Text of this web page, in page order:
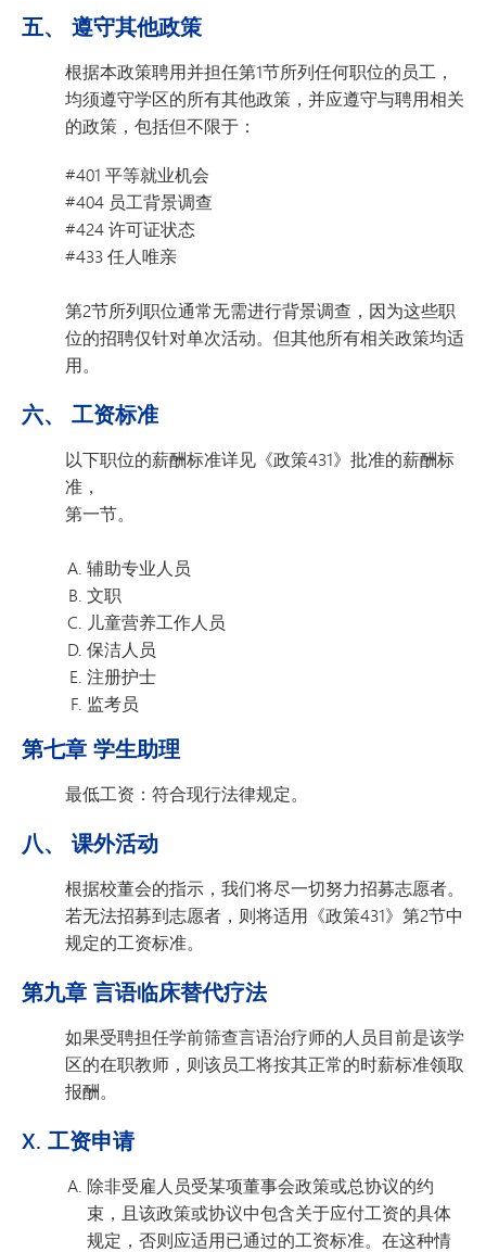
五、 遵守其他政策
根据本政策聘用并担任第1节所列任何职位的员工，
均须遵守学区的所有其他政策，并应遵守与聘用相关
的政策，包括但不限于：
#401 平等就业机会
#404 员工背景调查
#424 许可证状态
#433 任人唯亲
第2节所列职位通常无需进行背景调查，因为这些职
位的招聘仅针对单次活动。但其他所有相关政策均适
用。
六、 工资标准
以下职位的薪酬标准详见《政策431》批准的薪酬标
准，
第一节。
辅助专业人员
文职
儿童营养工作人员
保洁人员
注册护士
监考员
第七章 学生助理
最低工资：符合现行法律规定。
八、 课外活动
根据校董会的指示，我们将尽一切努力招募志愿者。
若无法招募到志愿者，则将适用《政策431》第2节中
规定的工资标准。
第九章 言语临床替代疗法
如果受聘担任学前筛查言语治疗师的人员目前是该学
区的在职教师，则该员工将按其正常的时薪标准领取
报酬。
X. 工资申请
除非受雇人员受某项董事会政策或总协议的约
束，且该政策或协议中包含关于应付工资的具体
规定，否则应适用已通过的工资标准。在这种情